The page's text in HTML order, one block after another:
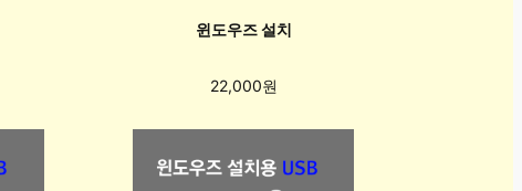
윈도우즈 설치
22,000원